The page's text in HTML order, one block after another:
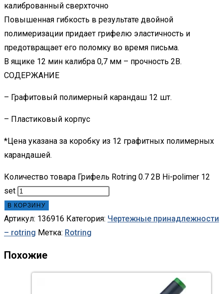
калиброванный сверхточно
Повышенная гибкость в результате двойной
полимеризации придает грифелю эластичность и
предотвращает его поломку во время письма.
В ящике 12 мин калибра 0,7 мм – прочность 2В.
СОДЕРЖАНИЕ
– Графитовый полимерный карандаш 12 шт.
– Пластиковый корпус
*Цена указана за коробку из 12 графитных полимерных
карандашей.
Количество товара Грифель Rotring 0.7 2B Hi-polimer 12
set
В КОРЗИНУ
Артикул: 136916 Категория: Чертежные принадлежности
– rotring Метка: Rotring
Похожие